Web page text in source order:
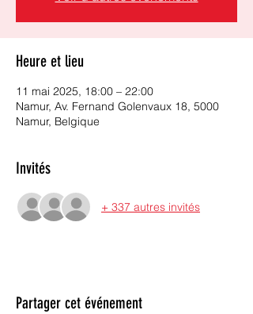
Heure et lieu
11 mai 2025, 18:00 – 22:00
Namur, Av. Fernand Golenvaux 18, 5000
Namur, Belgique
Invités
+ 337 autres invités
Partager cet événement